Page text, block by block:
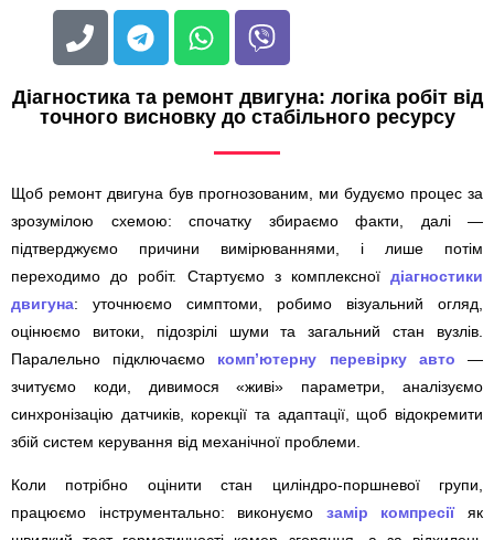
Діагностика та ремонт двигуна: логіка робіт від
точного висновку до стабільного ресурсу
Щоб ремонт двигуна був прогнозованим, ми будуємо процес за
зрозумілою схемою: спочатку збираємо факти, далі —
підтверджуємо причини вимірюваннями, і лише потім
переходимо до робіт. Стартуємо з комплексної діагностики
двигуна: уточнюємо симптоми, робимо візуальний огляд,
оцінюємо витоки, підозрілі шуми та загальний стан вузлів.
Паралельно підключаємо комп’ютерну перевірку авто —
зчитуємо коди, дивимося «живі» параметри, аналізуємо
синхронізацію датчиків, корекції та адаптації, щоб відокремити
збій систем керування від механічної проблеми.
Коли потрібно оцінити стан циліндро-поршневої групи,
працюємо інструментально: виконуємо замір компресіїяк